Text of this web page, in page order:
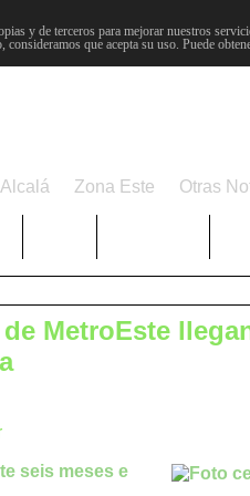
y de terceros para mejorar nuestros
consideramos que acepta su uso. Puede
Alcalá Zona Este Otras
MetroEste
seis meses e